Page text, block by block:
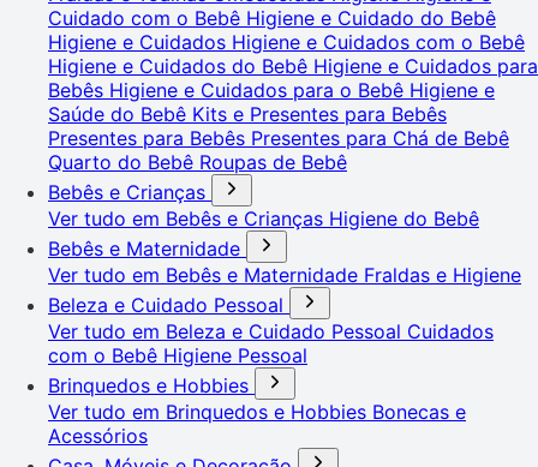
Cuidado com o Bebê Higiene e Cuidado do Bebê
Higiene e Cuidados Higiene e Cuidados com o Bebê
Higiene e Cuidados do Bebê Higiene e Cuidados para
Bebês Higiene e Cuidados para o Bebê Higiene e
Saúde do Bebê Kits e Presentes para Bebês
Presentes para Bebês Presentes para Chá de Bebê
Quarto do Bebê Roupas de Bebê
Bebês e Crianças
Ver tudo em Bebês e Crianças Higiene do Bebê
Bebês e Maternidade
Ver tudo em Bebês e Maternidade Fraldas e Higiene
Beleza e Cuidado Pessoal
Ver tudo em Beleza e Cuidado Pessoal Cuidados
com o Bebê Higiene Pessoal
Brinquedos e Hobbies
Ver tudo em Brinquedos e Hobbies Bonecas e
Acessórios